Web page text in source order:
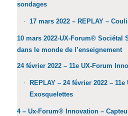
sondages
17 mars 2022 – REPLAY –
10 mars 2022-UX-Forum® Sociétal
dans le monde de l’enseignement
24 février 2022 – 11e UX-Forum
REPLAY – 24 février 2022 –
Exosquelettes
4 – Ux-Forum® Innovation –